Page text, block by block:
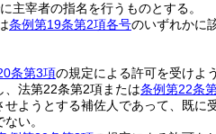
主宰者の指名を行うものとする。
条例第19条第2項各号のいずれかに
条第3項の規定による許可を受けよ
、法第22条第2項または条例第22条
ようとする補佐人であって、既に
い。